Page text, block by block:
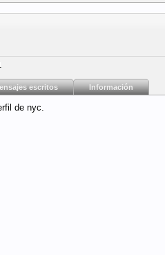
escritos Información
de nyc.